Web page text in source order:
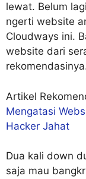
lewat. Belum
ngerti website
Cloudways ini.
website dari
Artikel
Mengatasi
Hacker Jahat
Dua kali down
saja mau